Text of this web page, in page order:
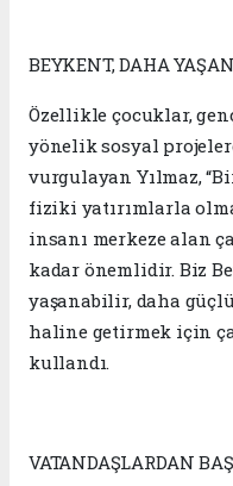
BEYKENT, DAHA
Özellikle çocuklar,
yönelik sosyal
vurgulayan Yılmaz,
fiziki yatırımlarla
insanı merkeze alan
kadar önemlidir. Biz
yaşanabilir, daha
haline getirmek için
kullandı.
VATANDAŞLARDAN